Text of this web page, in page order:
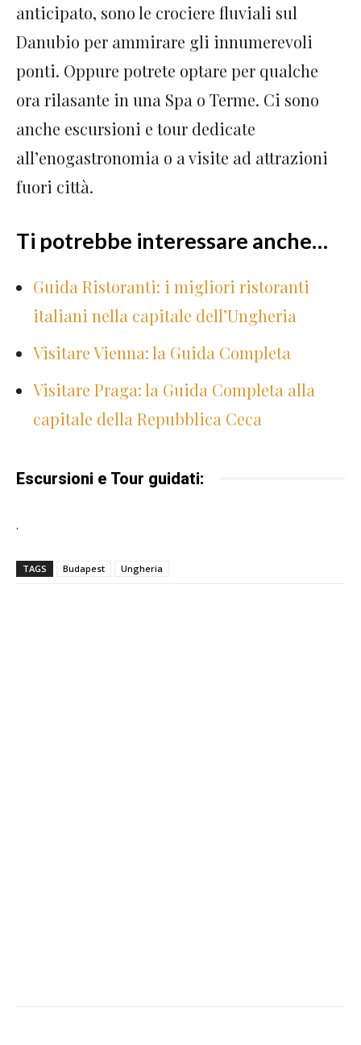
anticipato, sono le crociere fluviali sul
Danubio per ammirare gli innumerevoli
ponti. Oppure potrete optare per qualche
ora rilasante in una Spa o Terme. Ci sono
anche escursioni e tour dedicate
all’enogastronomia o a visite ad attrazioni
fuori città.
Ti potrebbe interessare anche…
Guida Ristoranti: i migliori ristoranti
italiani nella capitale dell’Ungheria
Visitare Vienna: la Guida Completa
Visitare Praga: la Guida Completa alla
capitale della Repubblica Ceca
Escursioni e Tour guidati:
.
TAGS Budapest Ungheria